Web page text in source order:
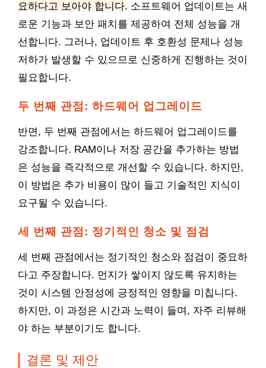
요하다고 보아야 합니다. 소프트웨어 업데이트는 새
로운 기능과 보안 패치를 제공하여 전체 성능을 개
선합니다. 그러나, 업데이트 후 호환성 문제나 성능
저하가 발생할 수 있으므로 신중하게 진행하는 것이
필요합니다.
두 번째 관점: 하드웨어 업그레이드
반면, 두 번째 관점에서는 하드웨어 업그레이드를
강조합니다. RAM이나 저장 공간을 추가하는 방법
은 성능을 즉각적으로 개선할 수 있습니다. 하지만,
이 방법은 추가 비용이 많이 들고 기술적인 지식이
요구될 수 있습니다.
세 번째 관점: 정기적인 청소 및 점검
세 번째 관점에서는 정기적인 청소와 점검이 중요하
다고 주장합니다. 먼지가 쌓이지 않도록 유지하는
것이 시스템 안정성에 긍정적인 영향을 미칩니다.
하지만, 이 과정은 시간과 노력이 들며, 자주 리뷰해
야 하는 부분이기도 합니다.
결론 및 제안